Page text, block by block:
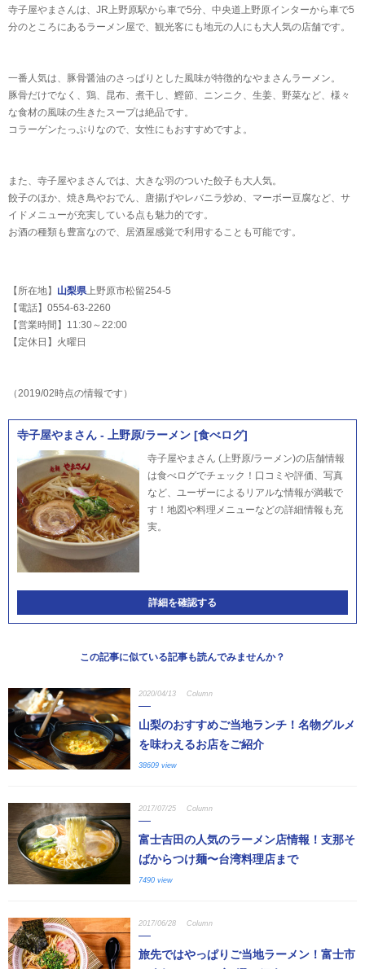
寺子屋やまさんは、JR上野原駅から車で5分、中央道上野原インターから車で5
分のところにあるラーメン屋で、観光客にも地元の人にも大人気の店舗です。
一番人気は、豚骨醤油のさっぱりとした風味が特徴的なやまさんラーメン。
豚骨だけでなく、鶏、昆布、煮干し、鰹節、ニンニク、生姜、野菜など、様々
な食材の風味の生きたスープは絶品です。
コラーゲンたっぷりなので、女性にもおすすめですよ。
また、寺子屋やまさんでは、大きな羽のついた餃子も大人気。
餃子のほか、焼き鳥やおでん、唐揚げやレバニラ炒め、マーボー豆腐など、サ
イドメニューが充実している点も魅力的です。
お酒の種類も豊富なので、居酒屋感覚で利用することも可能です。
【所在地】 山梨県上野原市松留254-5
【電話】0554-63-2260
【営業時間】11:30～22:00
【定休日】火曜日
（2019/02時点の情報です）
寺子屋やまさん - 上野原/ラーメン [食べログ]
寺子屋やまさん (上野原/ラーメン)の店舗情報
は食べログでチェック！口コミや評価、写真
など、ユーザーによるリアルな情報が満載で
す！地図や料理メニューなどの詳細情報も充
実。
詳細を確認する
この記事に似ている記事も読んでみませんか？
2020/04/13 Column
山梨のおすすめご当地ランチ！名物グルメ
を味わえるお店をご紹介
38609 view
2017/07/25 Column
富士吉田の人気のラーメン店情報！支那そ
ばからつけ麺〜台湾料理店まで
7490 view
2017/06/28 Column
旅先ではやっぱりご当地ラーメン！富士市